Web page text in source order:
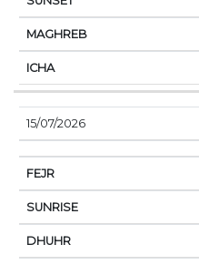
15/07/2026